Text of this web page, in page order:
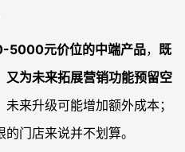
5000元价位的中端产品， 既
又为未来拓展营销功能预留空
来升级可能增加额外成本；
门店来说并不划算。